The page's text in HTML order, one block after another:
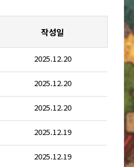
작성일
2025.12.20
2025.12.20
2025.12.20
2025.12.19
2025.12.19